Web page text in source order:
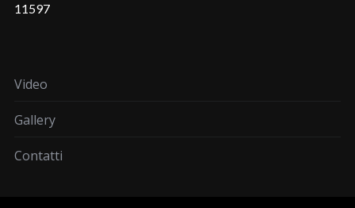
11597
Video
Gallery
Contatti